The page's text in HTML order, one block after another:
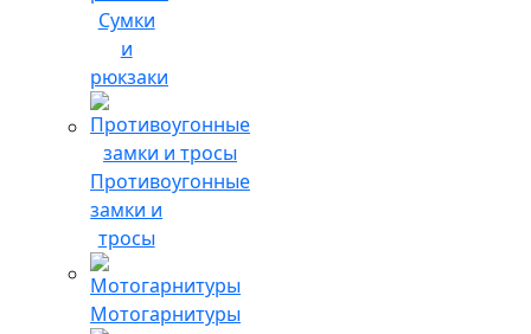
Сумки
и
рюкзаки
Противоугонные
замки и
тросы
Мотогарнитуры